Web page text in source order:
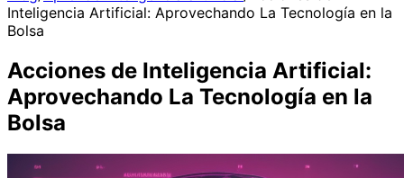
Inteligencia Artificial: Aprovechando La Tecnología en la
Bolsa
Acciones de Inteligencia Artificial:
Aprovechando La Tecnología en la
Bolsa